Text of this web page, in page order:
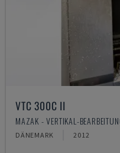
VTC 300C II
MAZAK - VERTIKAL-
DÄNEMARK 2012